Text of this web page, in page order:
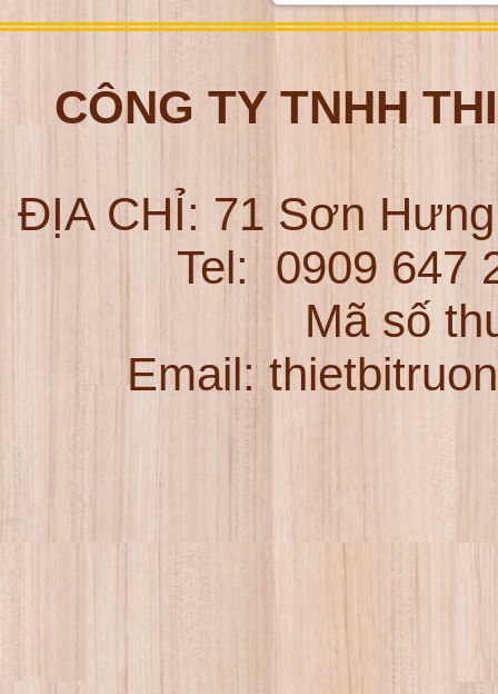
CÔNG TY TNHH
ĐỊA CHỈ: 71 Sơn
Tel: 0909
Mã số
Email: